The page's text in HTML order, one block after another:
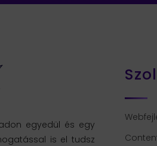
egyedül és egy
is el tudsz